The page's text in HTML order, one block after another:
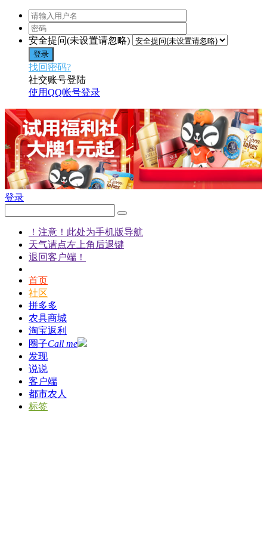
安全提问(未设置请忽略)
登录
找回密码?
社交账号登陆
使用QQ帐号登录
登录
！注意！此处为手机版导航
天气请点左上角后退键
退回客户端！
首页
社区
拼多多
农具商城
淘宝返利
圈子Call me
发现
说说
客户端
都市农人
标签